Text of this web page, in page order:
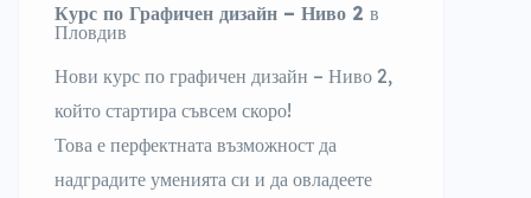
Курс по Графичен дизайн – Ниво 2 в
Пловдив
Нови курс по графичен дизайн – Ниво 2,
който стартира съвсем скоро!
Това е перфектната възможност да
надградите уменията си и да овладеете